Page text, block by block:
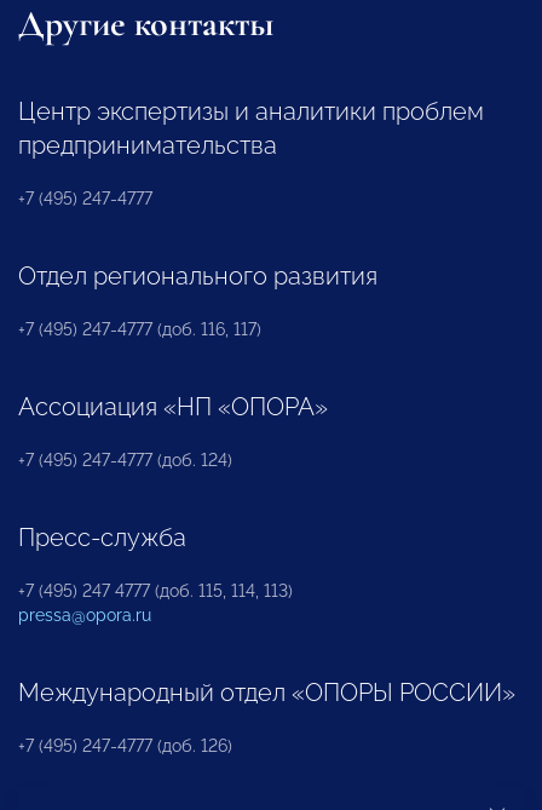
Другие контакты
Центр экспертизы и аналитики проблем
предпринимательства
+7 (495) 247-4777
Отдел регионального развития
+7 (495) 247-4777 (доб. 116, 117)
Ассоциация «НП «ОПОРА»
+7 (495) 247-4777 (доб. 124)
Пресс-служба
+7 (495) 247 4777 (доб. 115, 114, 113)
pressa@opora.ru
Международный отдел «ОПОРЫ РОССИИ»
+7 (495) 247-4777 (доб. 126)